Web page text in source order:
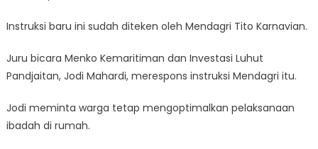
Instruksi baru ini sudah diteken oleh Mendagri Tito Karnavian.
Juru bicara Menko Kemaritiman dan Investasi Luhut
Pandjaitan, Jodi Mahardi, merespons instruksi Mendagri itu.
Jodi meminta warga tetap mengoptimalkan pelaksanaan
ibadah di rumah.